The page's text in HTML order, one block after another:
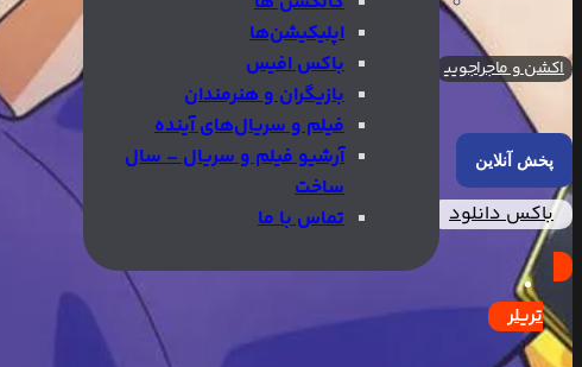
اپلیکیشن‌ها
باکس افیس
بازیگران و هنرمندان
فیلم و سریال‌های آینده
آرشیو فیلم و سریال – سال
ساخت
تماس با ما
اکشن و ماجراجویی درام علمی-تخیلی و فانتزی
پخش آنلاین
باکس دانلود
تریلر